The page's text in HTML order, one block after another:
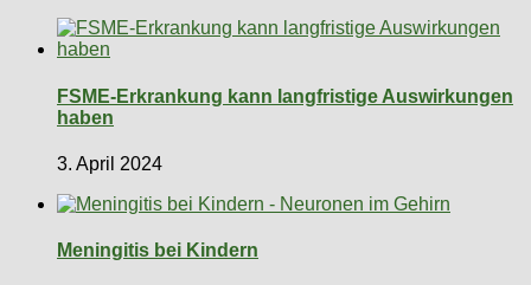
FSME-Erkrankung kann langfristige Auswirkungen
haben
3. April 2024
Meningitis bei Kindern